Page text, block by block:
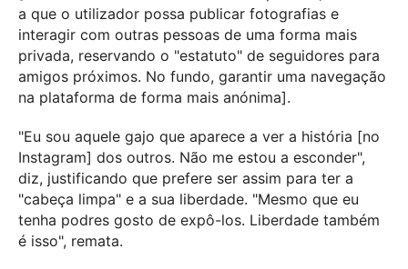
a que o utilizador possa publicar fotografias e
interagir com outras pessoas de uma forma mais
privada, reservando o "estatuto" de seguidores para
amigos próximos. No fundo, garantir uma navegação
na plataforma de forma mais anónima].
"Eu sou aquele gajo que aparece a ver a história [no
Instagram] dos outros. Não me estou a esconder",
diz, justificando que prefere ser assim para ter a
"cabeça limpa" e a sua liberdade. "Mesmo que eu
tenha podres gosto de expô-los. Liberdade também
é isso", remata.